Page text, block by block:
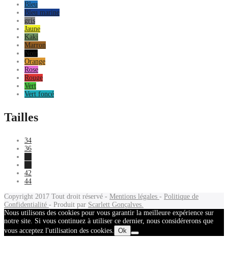
Bleu
Bleu marine
gris
Jaune
Kaki
Marron
Noir
Orange
Rose
Rouge
Vert
Vert foncé
Tailles
34
36
42
44
Copyright 2017 Tout droit réservé - Mentions légales - Politique de
Confidentialité - Produit par Scarlett Gonçalves.
Nous utilisons des cookies pour vous garantir la meilleure expérience sur
notre site. Si vous continuez à utiliser ce dernier, nous considérerons que
vous acceptez l'utilisation des cookies. Ok